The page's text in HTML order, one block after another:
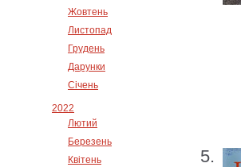
Жовтень
Листопад
Грудень
Дарунки
Січень
2022
Лютий
Березень
Квітень